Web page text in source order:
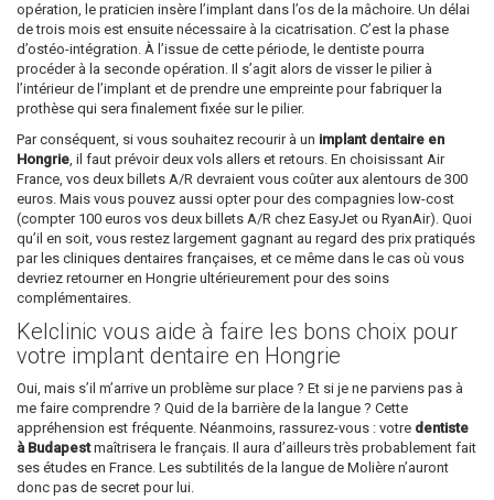
opération, le praticien insère l’implant dans l’os de la mâchoire. Un délai
de trois mois est ensuite nécessaire à la cicatrisation. C’est la phase
d’ostéo-intégration. À l’issue de cette période, le dentiste pourra
procéder à la seconde opération. Il s’agit alors de visser le pilier à
l’intérieur de l’implant et de prendre une empreinte pour fabriquer la
prothèse qui sera finalement fixée sur le pilier.
Par conséquent, si vous souhaitez recourir à un implant dentaire en
Hongrie, il faut prévoir deux vols allers et retours. En choisissant Air
France, vos deux billets A/R devraient vous coûter aux alentours de 300
euros. Mais vous pouvez aussi opter pour des compagnies low-cost
(compter 100 euros vos deux billets A/R chez EasyJet ou RyanAir). Quoi
qu’il en soit, vous restez largement gagnant au regard des prix pratiqués
par les cliniques dentaires françaises, et ce même dans le cas où vous
devriez retourner en Hongrie ultérieurement pour des soins
complémentaires.
Kelclinic vous aide à faire les bons choix pour
votre implant dentaire en Hongrie
Oui, mais s’il m’arrive un problème sur place ? Et si je ne parviens pas à
me faire comprendre ? Quid de la barrière de la langue ? Cette
appréhension est fréquente. Néanmoins, rassurez-vous : votre dentiste
à Budapestmaîtrisera le français. Il aura d’ailleurs très probablement fait
ses études en France. Les subtilités de la langue de Molière n’auront
donc pas de secret pour lui.